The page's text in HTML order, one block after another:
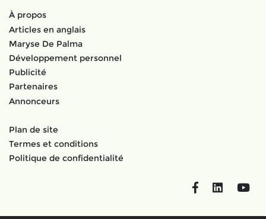
À propos
Articles en anglais
Maryse De Palma
Développement personnel
Publicité
Partenaires
Annonceurs
Plan de site
Termes et conditions
Politique de confidentialité
FacebookLinkedIn